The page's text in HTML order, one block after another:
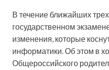
В течение ближайших
государственном
изменения, которые
информатики. Об этом в
Общероссийского